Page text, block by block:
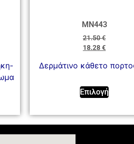
MN443
21.50€
18.28€
Δερμάτινο κάθετο
Επιλογή